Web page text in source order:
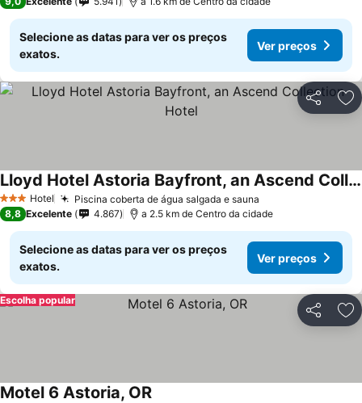
Selecione as datas para ver os preços
exatos.
Ver preços
Partilhar
3 EstrelasHotel Piscina coberta de água salgada e sauna
Lloyd Hotel Astoria Bayfront, an Ascend Collection Hotel
8,8 Excelente 4.867 a 2.5 km de Centro da cidade
Selecione as datas para ver os preços
exatos.
Ver preços
Partilhar
Escolha popular
Motel 6 Astoria, OR